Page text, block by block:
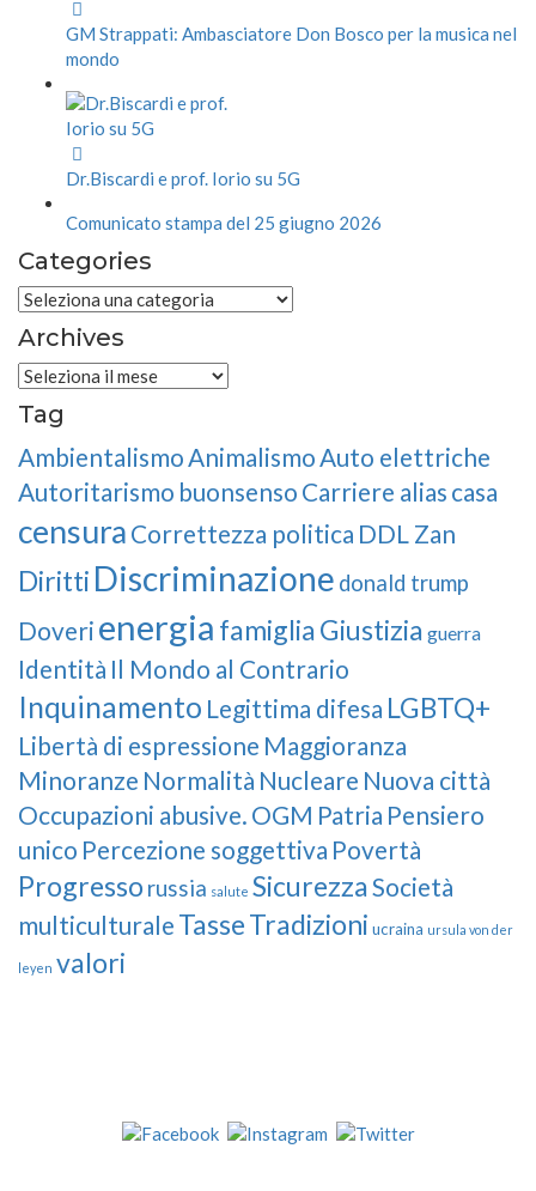
GM Strappati: Ambasciatore Don Bosco per la musica nel
mondo
Dr.Biscardi e prof. Iorio su 5G
Comunicato stampa del 25 giugno 2026
Categories
Categories
Archives
Archives
Tag
AmbientalismoAnimalismoAuto elettriche
Autoritarismo buonsenso Carriere alias casa
censura Correttezza politica DDL Zan
Diritti Discriminazione donald trump
Doveri energia famiglia Giustizia guerra
Identità Il Mondo al Contrario
Inquinamento Legittima difesa LGBTQ+
Libertà di espressione Maggioranza
Minoranze Normalità Nucleare Nuova città
Occupazioni abusive. OGM Patria Pensiero
unico Percezione soggettiva Povertà
Progresso russia salute Sicurezza Società
multiculturale TasseTradizioni ucraina ursula von der
leyen valori